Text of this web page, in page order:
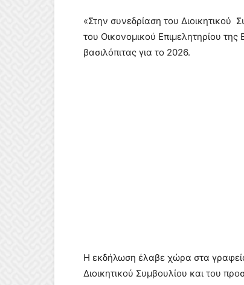
«Στην συνεδρίαση του
του Οικονομικού Επιμελητηρίου
βασιλόπιτας για το 2026.
Η εκδήλωση έλαβε χώρα στα
Διοικητικού Συμβουλίου και του